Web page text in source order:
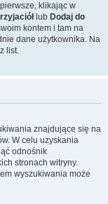
klikając w
lub Dodaj do
kontem i tam na
dane użytkownika. Na
list.
znajdujące się na
W celu uzyskania
odnośnik
stronach witryny.
wyszukiwania może